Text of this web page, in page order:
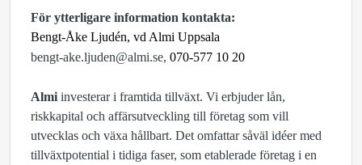
För ytterligare information kontakta:
Bengt-Åke Ljudén, vd Almi Uppsala
bengt-ake.ljuden@almi.se, 070-577 10 20
Almi investerar i framtida tillväxt. Vi erbjuder lån,
riskkapital och affärsutveckling till företag som vill
utvecklas och växa hållbart. Det omfattar såväl idéer med
tillväxtpotential i tidiga faser, som etablerade företag i en